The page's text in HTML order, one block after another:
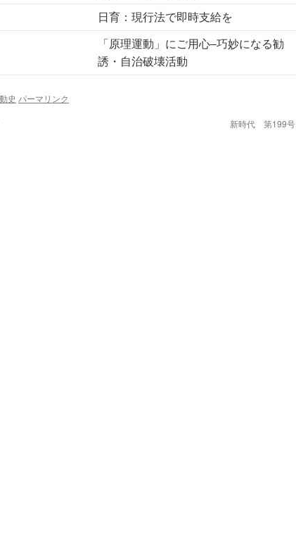
日育：現行法で即時支給を
「原理運動」にご用心–巧妙になる勧
誘・自治破壊活動
史 パーマリンク
新時代 第199号